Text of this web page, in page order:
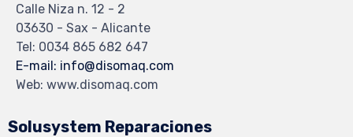
Calle Niza n. 12 - 2
03630 - Sax - Alicante
Tel: 0034 865 682 647
E-mail: info@disomaq.com
Web: www.disomaq.com
Solusystem Reparaciones